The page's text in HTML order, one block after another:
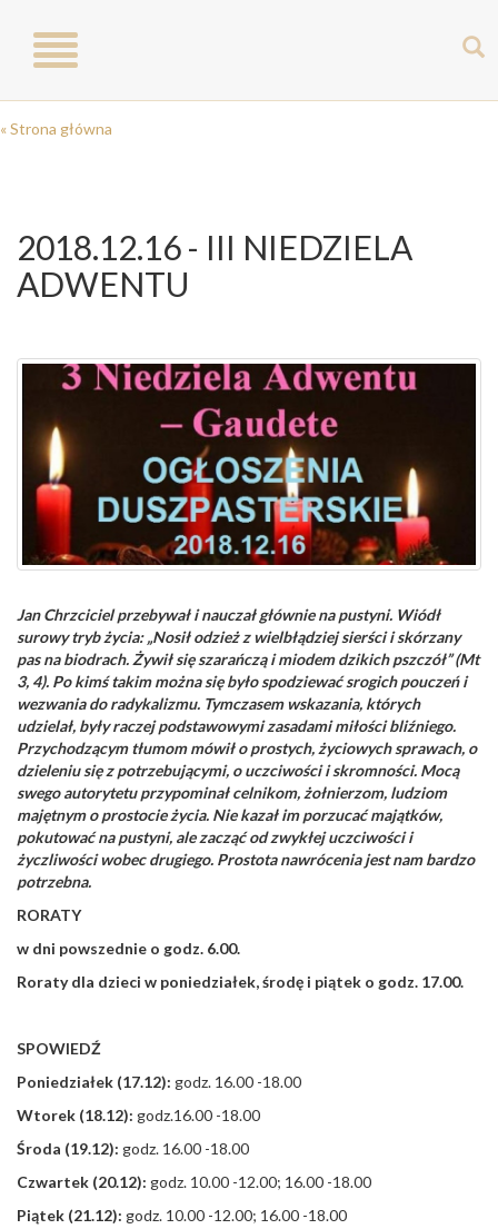
Toggle
navigation
« Strona główna
2018.12.16 - III NIEDZIELA
ADWENTU
Jan Chrzciciel przebywał i nauczał głównie na pustyni. Wiódł
surowy tryb życia: „Nosił odzież z wielbłądziej sierści i skórzany
pas na biodrach. Żywił się szarańczą i miodem dzikich pszczół” (Mt
3, 4). Po kimś takim można się było spodziewać srogich pouczeń i
wezwania do radykalizmu. Tymczasem wskazania, których
udzielał, były raczej podstawowymi zasadami miłości bliźniego.
Przychodzącym tłumom mówił o prostych, życiowych sprawach, o
dzieleniu się z potrzebującymi, o uczciwości i skromności. Mocą
swego autorytetu przypominał celnikom, żołnierzom, ludziom
majętnym o prostocie życia. Nie kazał im porzucać majątków,
pokutować na pustyni, ale zacząć od zwykłej uczciwości i
życzliwości wobec drugiego. Prostota nawrócenia jest nam bardzo
potrzebna.
RORATY
w dni powszednie o godz. 6.00.
Roraty dla dzieci w poniedziałek, środę i piątek o godz. 17.00.
SPOWIEDŹ
Poniedziałek (17.12): godz. 16.00 -18.00
Wtorek (18.12): godz.16.00 -18.00
Środa (19.12): godz. 16.00 -18.00
Czwartek (20.12): godz. 10.00 -12.00; 16.00 -18.00
Piątek (21.12): godz. 10.00 -12.00; 16.00 -18.00